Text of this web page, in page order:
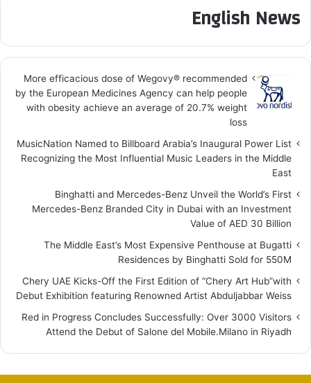
English News
More efficacious dose of Wegovy®️ recommended
by the European Medicines Agency can help people
with obesity achieve an average of 20.7% weight
loss
MusicNation Named to Billboard Arabia’s Inaugural Power List
Recognizing the Most Influential Music Leaders in the Middle
East
Binghatti and Mercedes-Benz Unveil the World’s First
Mercedes-Benz Branded City in Dubai with an Investment
Value of AED 30 Billion
The Middle East’s Most Expensive Penthouse at Bugatti
Residences by Binghatti Sold for 550M
Chery UAE Kicks-Off the First Edition of “Chery Art Hub”with
Debut Exhibition featuring Renowned Artist Abduljabbar Weiss
Red in Progress Concludes Successfully: Over 3000 Visitors
Attend the Debut of Salone del Mobile.Milano in Riyadh